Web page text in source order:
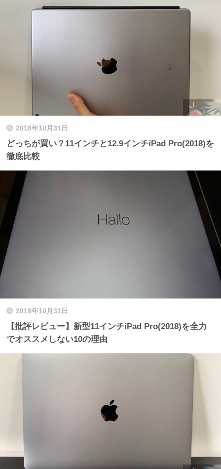
2018年10月31日
どっちが買い？11インチと12.9インチiPad Pro(2018)を
徹底比較
2018年10月31日
【批評レビュー】新型11インチiPad Pro(2018)を全力
でオススメしない10の理由